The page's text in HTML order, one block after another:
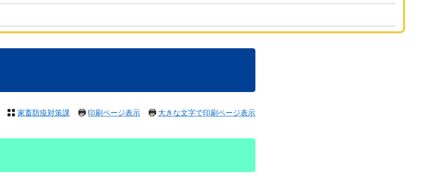
家畜防疫対策課 印刷ページ表示 大きな文字で印刷ページ表示